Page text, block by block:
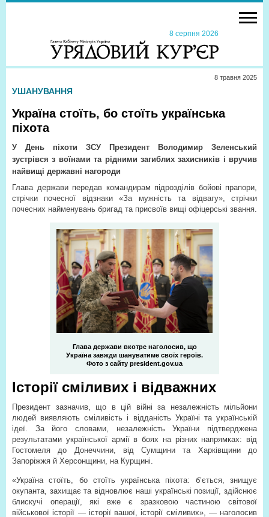
8 серпня 2026
8 травня 2025
УШАНУВАННЯ
Україна стоїть, бо стоїть українська
піхота
У День піхоти ЗСУ Президент Володимир Зеленський
зустрівся з воїнами та рідними загиблих захисників і вручив
найвищі державні нагороди
Глава держави передав командирам підрозділів бойові прапори,
стрічки почесної відзнаки «За мужність та відвагу», стрічки
почесних найменувань бригад та присвоїв вищі офіцерські звання.
Глава держави вкотре наголосив, що
Україна завжди шануватиме своїх героїв.
Фото з сайту president.gov.ua
Історії сміливих і відважних
Президент зазначив, що в цій війні за незалежність мільйони
людей виявляють сміливість і відданість Україні та українській
ідеї. За його словами, незалежність України підтверджена
результатами української армії в боях на різних напрямках: від
Гостомеля до Донеччини, від Сумщини та Харківщини до
Запоріжжя й Херсонщини, на Курщині.
«Україна стоїть, бо стоїть українська піхота: б’ється, знищує
окупанта, захищає та відновлює наші українські позиції, здійснює
блискучі операції, які вже є зразковою частиною світової
військової історії — історії вашої, історії сміливих», — наголосив